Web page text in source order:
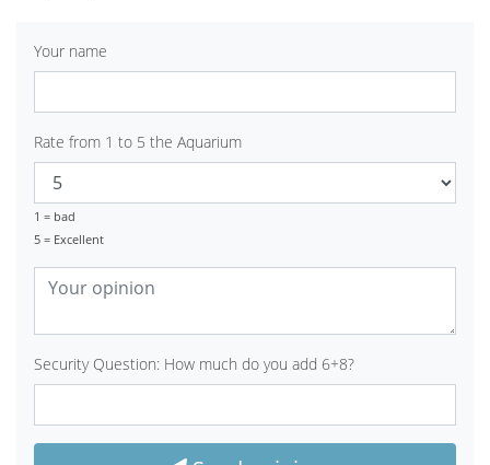
Your name
Rate from 1 to 5 the Aquarium
1 = bad
5 = Excellent
Security Question: How much do you add 6+8?